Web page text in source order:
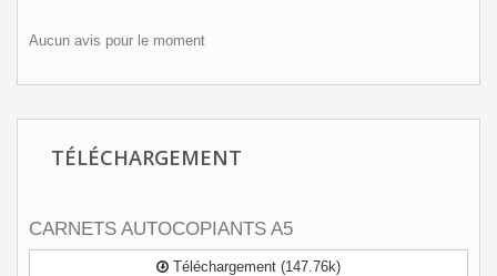
Aucun avis pour le moment
TÉLÉCHARGEMENT
CARNETS AUTOCOPIANTS A5
Téléchargement (147.76k)